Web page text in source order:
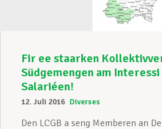
Fir ee staarken
Südgemengen am Interessi
Salariéen!
12. Juli 2016 Diverses
Den LCGB a seng Memberen an